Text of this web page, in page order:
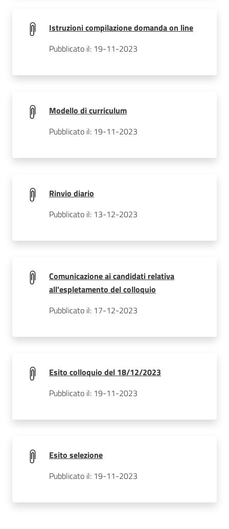
Istruzioni compilazione domanda on line
Pubblicato il: 19-11-2023
Modello di curriculum
Pubblicato il: 19-11-2023
Rinvio diario
Pubblicato il: 13-12-2023
Comunicazione ai candidati relativa
all'espletamento del colloquio
Pubblicato il: 17-12-2023
Esito colloquio del 18/12/2023
Pubblicato il: 19-11-2023
Esito selezione
Pubblicato il: 19-11-2023